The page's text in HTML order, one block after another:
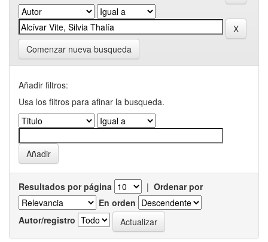
Comenzar nueva busqueda
Añadir filtros:
Usa los filtros para afinar la busqueda.
Resultados por página | Ordenar por
En orden
Autor/registro